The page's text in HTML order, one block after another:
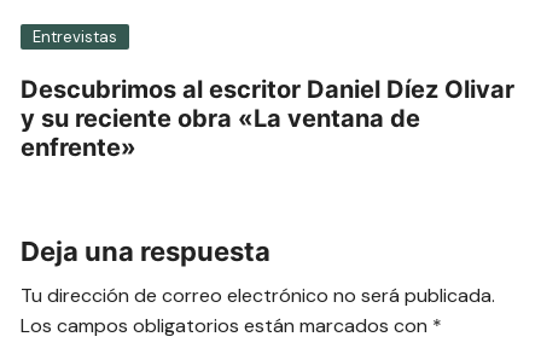
Entrevistas
Descubrimos al escritor Daniel Díez Olivar
y su reciente obra «La ventana de
enfrente»
Deja una respuesta
Tu dirección de correo electrónico no será publicada.
Los campos obligatorios están marcados con *